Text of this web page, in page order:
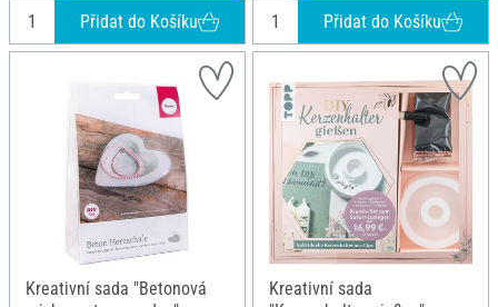
Přidat do Košíku Přidat do Košíku
Kreativní sada "Betonová
Kreativní sada